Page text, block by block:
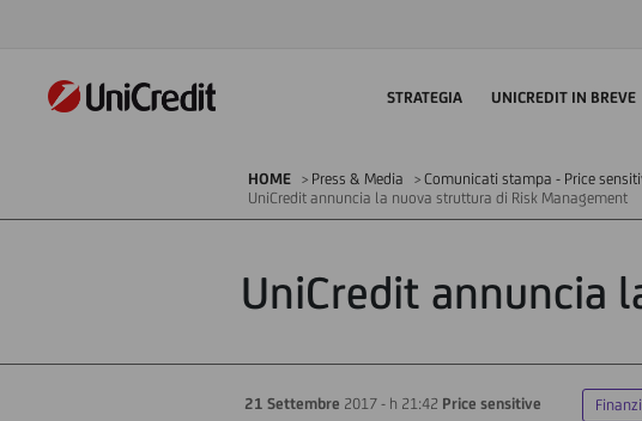
STRATEGIA UNICREDIT IN BREVE
HOME Press & Media
Comunicati stampa - Price
UniCredit annuncia la nuova struttura di Risk Management
UniCredit annuncia
21 Settembre 2017 - h 21:42 Price sensitive